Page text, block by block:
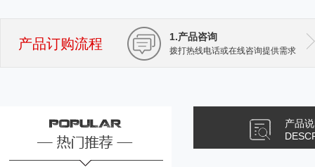
产品订购流程 1.产品咨询
拨打热线电话或在线咨询提供需求
JL-660型果脯切丁机
产品